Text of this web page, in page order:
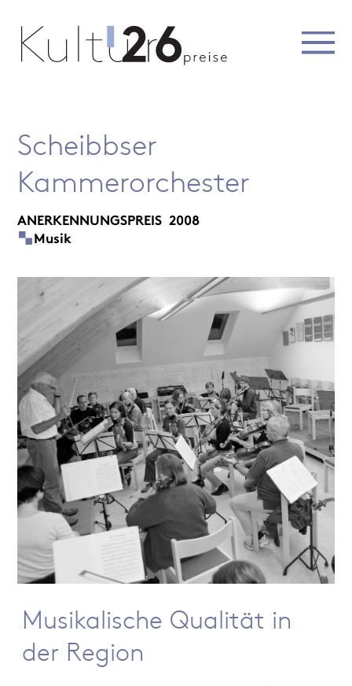
Scheibbser
Kammerorchester
ANERKENNUNGSPREIS 2008
Musik
Musikalische Qualität in
der Region